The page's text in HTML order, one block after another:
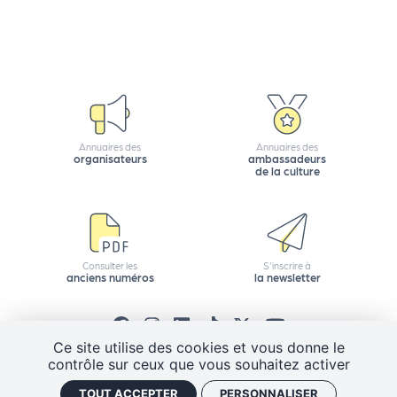
Ce site utilise des cookies et vous donne le
contrôle sur ceux que vous souhaitez activer
TOUT ACCEPTER PERSONNALISER
Annuaires des
organisateurs
Annuaires des
ambassadeurs
de la culture
Consulter les
anciens numéros
S'inscrire à
la newsletter
CGV Mentions légales
Plan de site